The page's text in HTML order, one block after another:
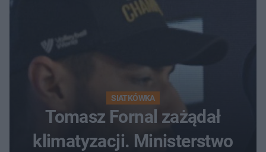
SIATKÓWKA
Tomasz Fornal zażądał
klimatyzacji. Ministerstwo